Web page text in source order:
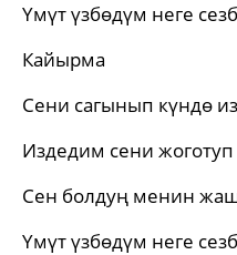
Үмүт үзбөдүм неге
Кайырма
Сени сагынып күндө
Издедим сени жоготуп
Сен болдуң менин
Үмүт үзбөдүм неге